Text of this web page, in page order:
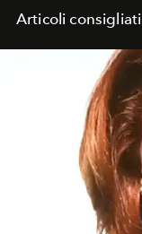
Articoli consigliati